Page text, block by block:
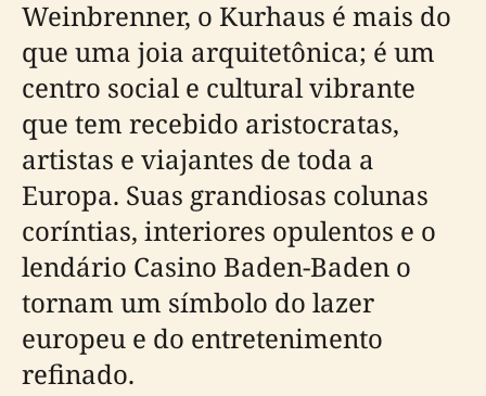
Weinbrenner, o Kurhaus é mais do
que uma joia arquitetônica; é um
centro social e cultural vibrante
que tem recebido aristocratas,
artistas e viajantes de toda a
Europa. Suas grandiosas colunas
coríntias, interiores opulentos e o
lendário Casino Baden-Baden o
tornam um símbolo do lazer
europeu e do entretenimento
refinado.